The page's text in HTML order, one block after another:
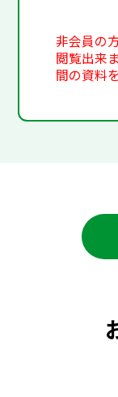
非会員の
閲覧出来
間の資料